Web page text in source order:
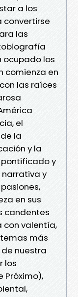
a los
convertirse
las
ocupado los
comienza en
las raíces
el
la
y la
y
narrativa y
en sus
candentes
con valentía,
más
nuestra
los
Próximo),